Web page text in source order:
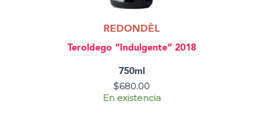
REDONDÈL
Teroldego “Indulgente” 2018
750ml
$680.00
En existencia